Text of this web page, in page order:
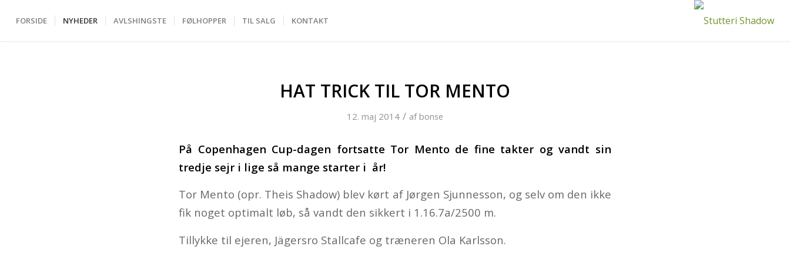
FORSIDE NYHEDER AVLSHINGSTE FØLHOPPER TIL SALG KONTAKT
HAT TRICK TIL TOR MENTO
12. maj 2014 / afbonse
På Copenhagen Cup-dagen fortsatte Tor Mento de fine takter og vandt sin
tredje sejr i lige så mange starter i år!
Tor Mento (opr. Theis Shadow) blev kørt af Jørgen Sjunnesson, og selv om den ikke
fik noget optimalt løb, så vandt den sikkert i 1.16.7a/2500 m.
Tillykke til ejeren, Jägersro Stallcafe og træneren Ola Karlsson.